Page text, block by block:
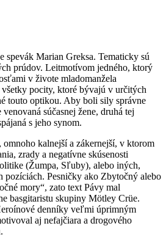
spevák Marian Greksa. Tematicky sú
prúdov. Leitmotívom jedného, ktorý
v živote mladomanžela
všetky pocity, ktoré bývajú v určitých
touto optikou. Aby boli sily správne
súčasnej žene, druhá tej
s jeho synom.
kalnejší a zákernejší, v ktorom
zrady a negatívne skúsenosti
(Žumpa, Sľuby), alebo iných,
pozíciách. Pesničky ako Zbytočný alebo
mory“, zato text Pávy mal
basgitaristu skupiny Mötley Crüe.
denníky veľmi úprimným
aj nefajčiara a drogového